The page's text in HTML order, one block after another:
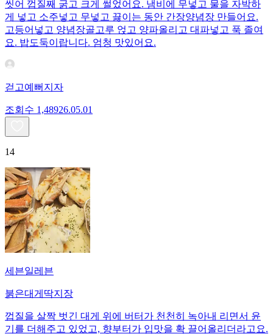
씻어 껍질째 굵고 크게 썰었어요. 냄비에 무넣고 물을 자박하
게 넣고 소주넣고 무넣고 끓이는 동안 간장양념장 만들어요.
고등어넣고 양념장골고루 얹고 양파올리고 대파넣고 푹 졸여
요. 밥도둑이랍니다. 엄청 맛있어요.
걷고예뻐지자
조회수 1,48926.05.01
14
세븐일레븐
붉은대게딱지장
껍질을 살짝 벗긴 대게 위에 버터가 천천히 녹아내 리면서 윤
기를 더해주고 있었고, 향부터가 입맛을 확 끌어올리더라고요.